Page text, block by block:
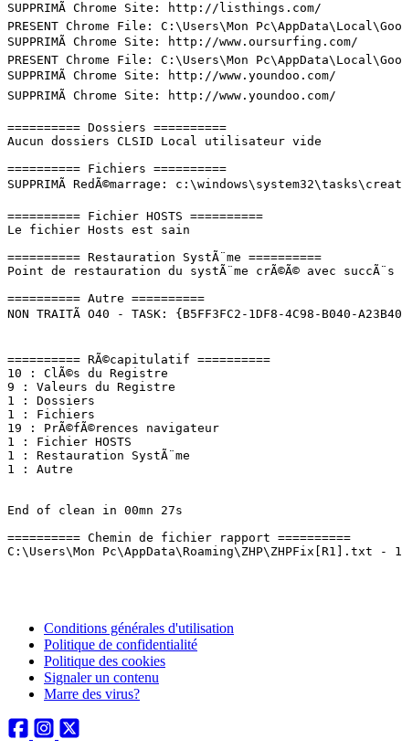
SUPPRIMÃ Chrome Site: http://listhings.com/
PRESENT Chrome File: C:\Users\Mon
SUPPRIMÃ Chrome Site: http://www.oursurfing.com/
PRESENT Chrome File: C:\Users\Mon
SUPPRIMÃ Chrome Site: http://www.youndoo.com/
SUPPRIMÃ Chrome Site: http://www.youndoo.com/
========== Dossiers ==========
Aucun dossiers CLSID Local utilisateur vide
========== Fichiers ==========
SUPPRIMÃ RedÃ©marrage:
========== Fichier HOSTS ==========
Le fichier Hosts est sain
========== Restauration SystÃ¨me ==========
Point de restauration du systÃ¨me crÃ©Ã© avec succÃ¨s
========== Autre ==========
NON TRAITÃ O40 - TASK: {B5FF3FC2-1DF8-4C98-
========== RÃ©capitulatif ==========
10 : ClÃ©s du Registre
9 : Valeurs du Registre
1 : Dossiers
1 : Fichiers
19 : PrÃ©fÃ©rences navigateur
1 : Fichier HOSTS
1 : Restauration SystÃ¨me
1 : Autre
End of clean in 00mn 27s
========== Chemin de fichier rapport ==========
Conditions générales d'utilisation
Politique de confidentialité
Politique des cookies
Signaler un contenu
Marre des virus?